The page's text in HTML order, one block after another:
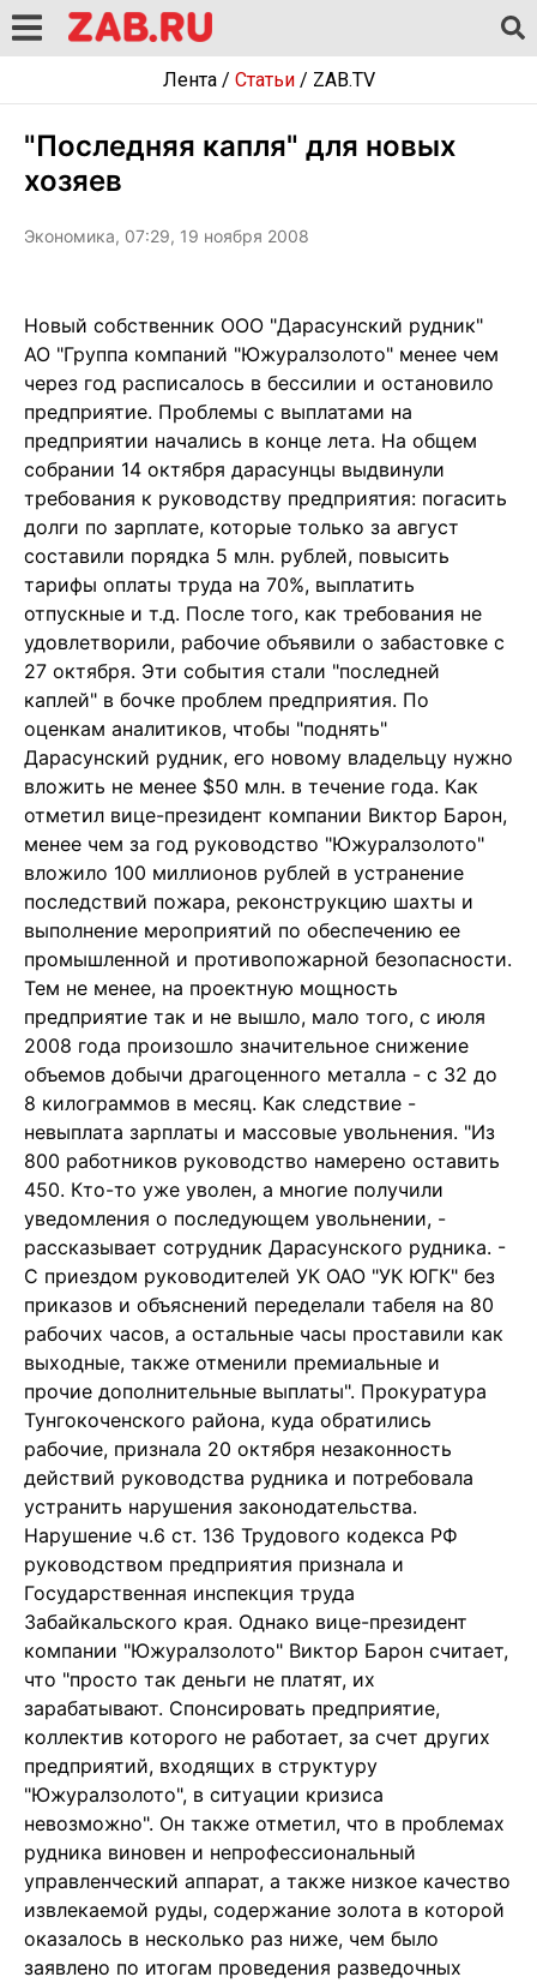
Лента/ Статьи/ ZAB.TV
"Последняя капля" для новых
хозяев
Экономика, 07:29, 19 ноября 2008
Новый собственник ООО "Дарасунский рудник"
АО "Группа компаний "Южуралзолото" менее чем
через год расписалось в бессилии и остановило
предприятие. Проблемы с выплатами на
предприятии начались в конце лета. На общем
собрании 14 октября дарасунцы выдвинули
требования к руководству предприятия: погасить
долги по зарплате, которые только за август
составили порядка 5 млн. рублей, повысить
тарифы оплаты труда на 70%, выплатить
отпускные и т.д. После того, как требования не
удовлетворили, рабочие объявили о забастовке с
27 октября. Эти события стали "последней
каплей" в бочке проблем предприятия. По
оценкам аналитиков, чтобы "поднять"
Дарасунский рудник, его новому владельцу нужно
вложить не менее $50 млн. в течение года. Как
отметил вице-президент компании Виктор Барон,
менее чем за год руководство "Южуралзолото"
вложило 100 миллионов рублей в устранение
последствий пожара, реконструкцию шахты и
выполнение мероприятий по обеспечению ее
промышленной и противопожарной безопасности.
Тем не менее, на проектную мощность
предприятие так и не вышло, мало того, с июля
2008 года произошло значительное снижение
объемов добычи драгоценного металла - с 32 до
8 килограммов в месяц. Как следствие -
невыплата зарплаты и массовые увольнения. "Из
800 работников руководство намерено оставить
450. Кто-то уже уволен, а многие получили
уведомления о последующем увольнении, -
рассказывает сотрудник Дарасунского рудника. -
С приездом руководителей УК ОАО "УК ЮГК" без
приказов и объяснений переделали табеля на 80
рабочих часов, а остальные часы проставили как
выходные, также отменили премиальные и
прочие дополнительные выплаты". Прокуратура
Тунгокоченского района, куда обратились
рабочие, признала 20 октября незаконность
действий руководства рудника и потребовала
устранить нарушения законодательства.
Нарушение ч.6 ст. 136 Трудового кодекса РФ
руководством предприятия признала и
Государственная инспекция труда
Забайкальского края. Однако вице-президент
компании "Южуралзолото" Виктор Барон считает,
что "просто так деньги не платят, их
зарабатывают. Спонсировать предприятие,
коллектив которого не работает, за счет других
предприятий, входящих в структуру
"Южуралзолото", в ситуации кризиса
невозможно". Он также отметил, что в проблемах
рудника виновен и непрофессиональный
управленческий аппарат, а также низкое качество
извлекаемой руды, содержание золота в которой
оказалось в несколько раз ниже, чем было
заявлено по итогам проведения разведочных